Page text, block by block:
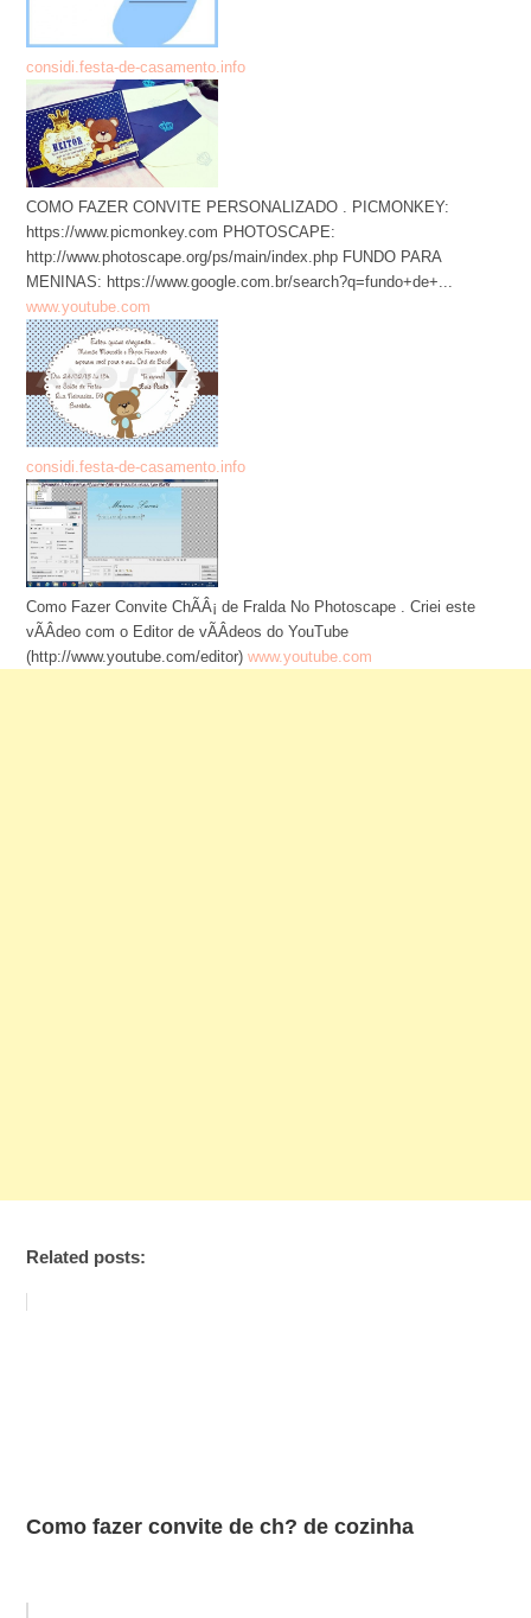
considi.festa-de-casamento.info
COMO FAZER CONVITE PERSONALIZADO . PICMONKEY:
https://www.picmonkey.com PHOTOSCAPE:
http://www.photoscape.org/ps/main/index.php FUNDO PARA
MENINAS: https://www.google.com.br/search?q=fundo+de+...
www.youtube.com
considi.festa-de-casamento.info
Como Fazer Convite ChÃÂ¡ de Fralda No Photoscape . Criei este
vÃÂ­deo com o Editor de vÃÂ­deos do YouTube
(http://www.youtube.com/editor) www.youtube.com
Related posts:
Como fazer convite de ch? de cozinha